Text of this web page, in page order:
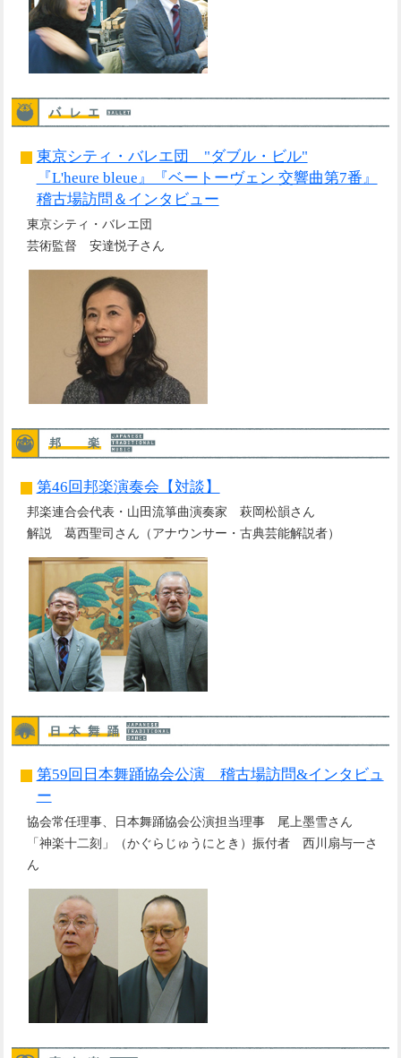
東京シティ・バレエ団 "ダブル・ビル"
『L'heure bleue』『ベートーヴェン 交響曲第7番』
稽古場訪問＆インタビュー
東京シティ・バレエ団
芸術監督 安達悦子さん
第46回邦楽演奏会【対談】
邦楽連合会代表・山田流箏曲演奏家 萩岡松韻さん
解説 葛西聖司さん（アナウンサー・古典芸能解説者）
第59回日本舞踊協会公演 稽古場訪問&インタビュ
ー
協会常任理事、日本舞踊協会公演担当理事 尾上墨雪さん
「神楽十二刻」（かぐらじゅうにとき）振付者 西川扇与一さ
ん